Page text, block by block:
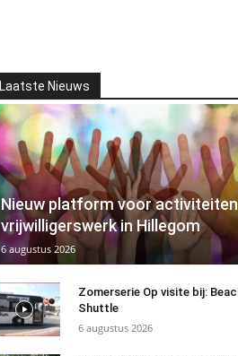
Laatste Nieuws
Nieuw platform voor
vrijwilligerswerk in Hillegom
6 augustus 2026
Zomerserie Op visite bij:
Shuttle
6 augustus 2026